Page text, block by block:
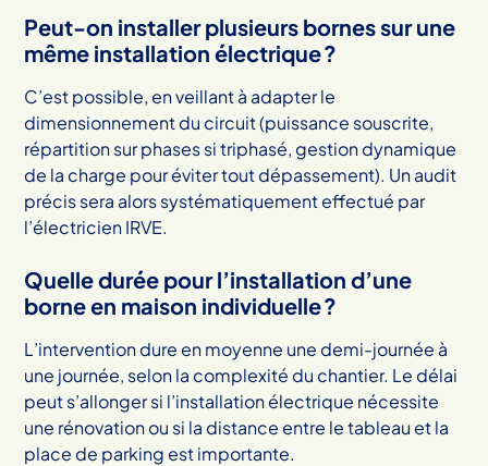
Peut-on installer plusieurs bornes sur une
même installation électrique ?
C’est possible, en veillant à adapter le
dimensionnement du circuit (puissance souscrite,
répartition sur phases si triphasé, gestion dynamique
de la charge pour éviter tout dépassement). Un audit
précis sera alors systématiquement effectué par
l’électricien IRVE.
Quelle durée pour l’installation d’une
borne en maison individuelle ?
L’intervention dure en moyenne une demi-journée à
une journée, selon la complexité du chantier. Le délai
peut s’allonger si l’installation électrique nécessite
une rénovation ou si la distance entre le tableau et la
place de parking est importante.